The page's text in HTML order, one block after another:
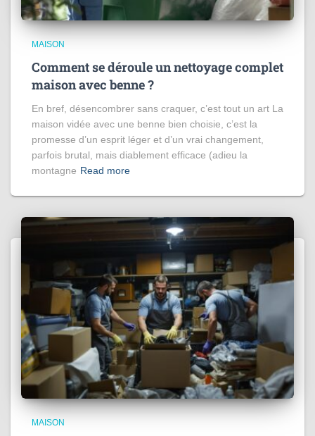
MAISON
Comment se déroule un nettoyage complet
maison avec benne ?
En bref, désencombrer sans craquer, c’est tout un art La
maison vidée avec une benne bien choisie, c’est la
promesse d’un esprit léger et d’un vrai changement,
parfois brutal, mais diablement efficace (adieu la
montagne Read more
MAISON